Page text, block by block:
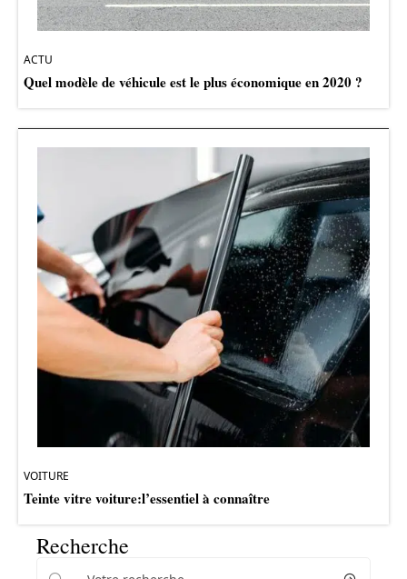
ACTU
Quel modèle de véhicule est le plus économique en 2020 ?
VOITURE
Teinte vitre voiture:l’essentiel à connaître
Recherche